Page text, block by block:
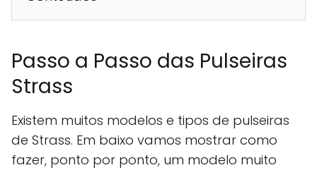
Passo a Passo das Pulseiras
Strass
Existem muitos modelos e tipos de pulseiras
de Strass. Em baixo vamos mostrar como
fazer, ponto por ponto, um modelo muito